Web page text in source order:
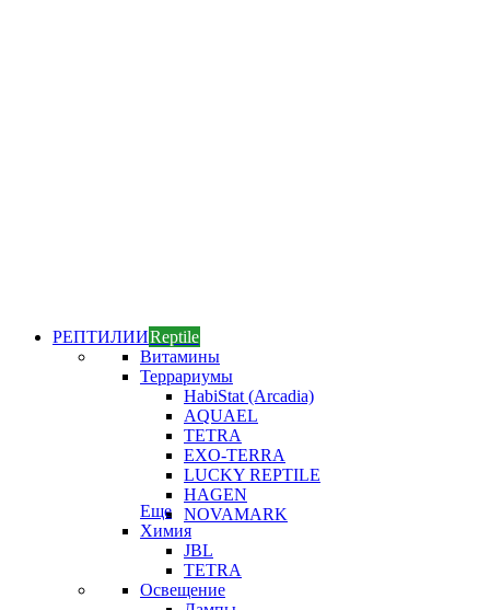
РЕПТИЛИИReptile
Витамины
Террариумы
HabiStat (Arcadia)
AQUAEL
TETRA
EXO-TERRA
LUCKY REPTILE
HAGEN
NOVAMARK
Еще
Химия
JBL
TETRA
Освещение